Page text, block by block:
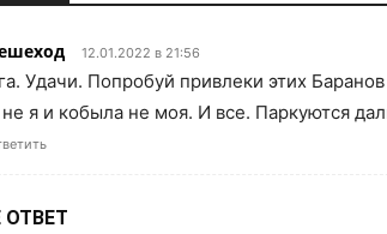
12.01.2022 в 21:56
Удачи. Попробуй привлеки этих Баранов
я и кобыла не моя. И все. Паркуются
ОТВЕТ